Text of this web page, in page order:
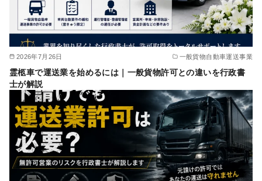
2026年7月26日 一般貨物自動車運送事業
霊柩車で運送業を始めるには｜一般貨物許可との違いを行政書
士が解説